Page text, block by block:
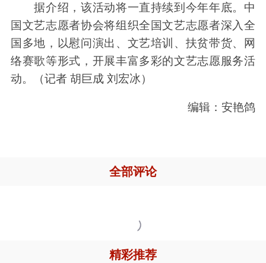
据介绍，该活动将一直持续到今年年底。中
国文艺志愿者协会将组织全国文艺志愿者深入全
国多地，以慰问演出、文艺培训、扶贫带货、网
络赛歌等形式，开展丰富多彩的文艺志愿服务活
动。（记者 胡巨成 刘宏冰）
编辑：安艳鸽
全部评论

精彩推荐